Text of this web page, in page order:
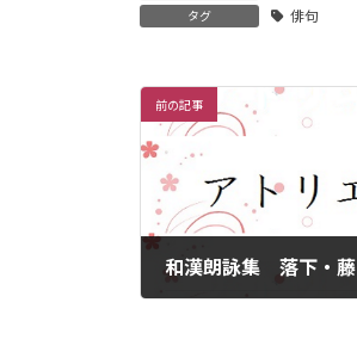
タグ 俳句
前の記事
和漢朗詠集 落下・藤